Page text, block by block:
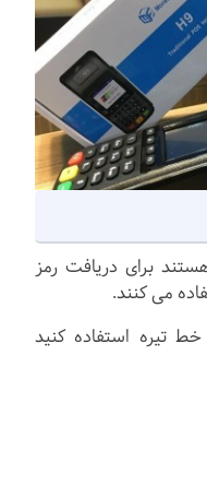
برای دریافت رمز
می کنند.
تیره استفاده کنید